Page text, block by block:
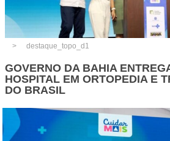
destaque_topo_d1
GOVERNO DA BAHIA
HOSPITAL EM ORTOPEDIA E
DO BRASIL